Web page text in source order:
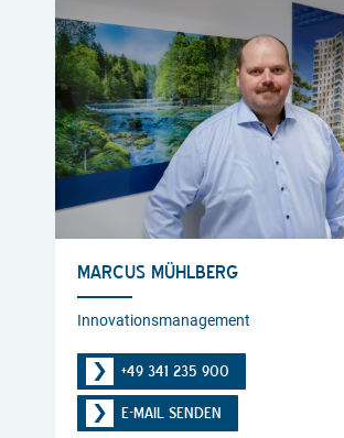
MARCUS MÜHLBERG
Innovationsmanagement
+49 341 235 900
E-MAIL SENDEN